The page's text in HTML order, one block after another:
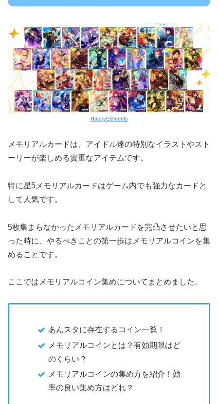
HappyElements
メモリアルカードは、アイドル達の特別なイラストやスト
ーリーが楽しめる貴重なアイテムです。
特に星5メモリアルカードはゲーム内でも強力なカードと
して人気です。
5枚集まらなかったメモリアルカードを完凸させたいと思
った時に、やるべきことの第一歩はメモリアルコインを集
めることです。
ここではメモリアルコイン集めについてまとめました。
あんスタに存在するコイン一覧！
メモリアルコインとは？有効期限はど
のくらい？
メモリアルコインの集め方を紹介！効
率の良い集め方はどれ？